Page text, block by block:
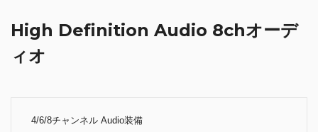
High Definition Audio 8chオーデ
ィオ
4/6/8チャンネル Audio装備